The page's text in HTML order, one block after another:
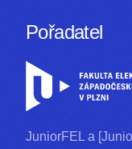
Pořadatel
JuniorFEL a